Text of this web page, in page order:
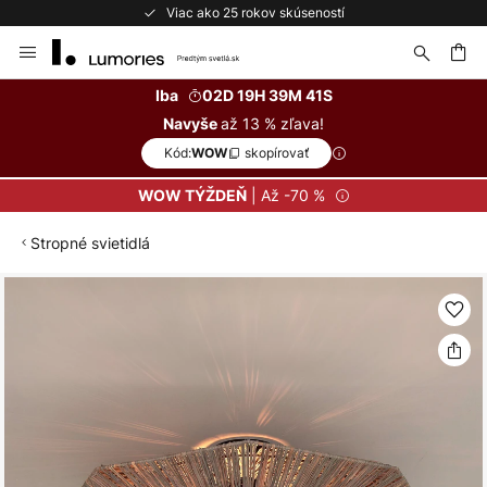
Viac ako 25 rokov skúseností
to
Iba
02D 19H 39M 40S
Navyšeaž 13 % zľava!
Kód:WOW skopírovať
WOW TÝŽDEŇ| Až -70 %
Stropné svietidlá